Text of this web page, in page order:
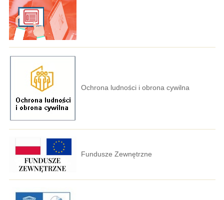
Ochrona ludności i obrona cywilna
Fundusze Zewnętrzne